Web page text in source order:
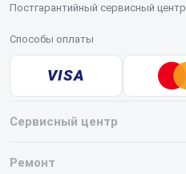
Постгарантийный сервисный
Способы оплаты
VISA
Сервисный центр
О нашем сервисе
Ремонт